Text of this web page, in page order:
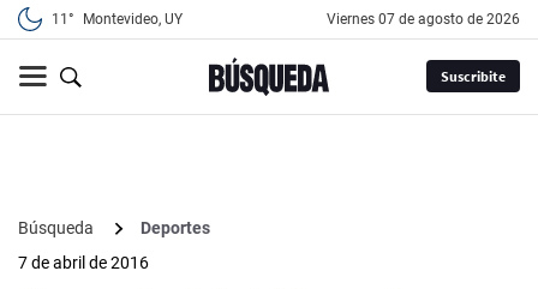
11° Montevideo, UY viernes 07 de agosto de 2026
Suscribite
Búsqueda
Deportes
7 de abril de 2016